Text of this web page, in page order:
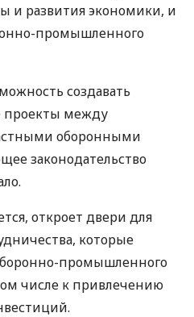
и развития экономики, и
промышленного
создавать
проекты между
оборонными
законодательство
откроет двери для
которые
промышленного
числе к привлечению